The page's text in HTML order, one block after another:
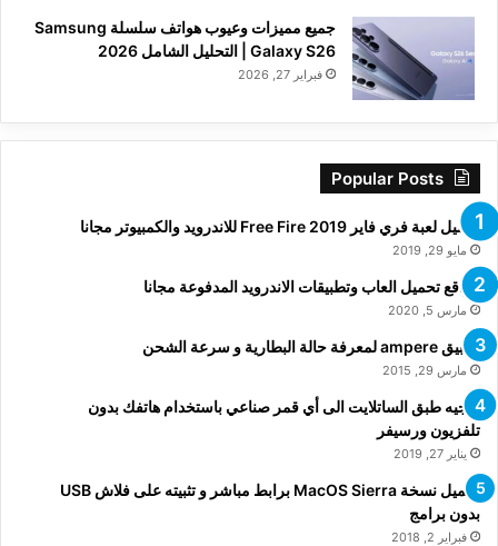
جميع مميزات وعيوب هواتف سلسلة Samsung
Galaxy S26 | التحليل الشامل 2026
فبراير 27, 2026
Popular Posts
تحميل لعبة فري فاير Free Fire 2019 للاندرويد والكمبيوتر مجانا
مايو 29, 2019
مواقع تحميل العاب وتطبيقات الاندرويد المدفوعة مجانا
مارس 5, 2020
تطبيق ampere لمعرفة حالة البطارية و سرعة الشحن
مارس 29, 2015
توجيه طبق الساتلايت الى أي قمر صناعي باستخدام هاتفك بدون
تلفزيون ورسيفر
يناير 27, 2019
تحميل نسخة MacOS Sierra برابط مباشر و تثبيته على فلاش USB
بدون برامج
فبراير 2, 2018